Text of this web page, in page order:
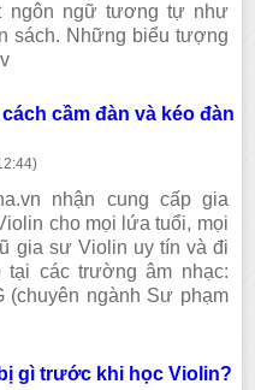
ngôn ngữ tương tự như
sách. Những biểu tượng
cầm đàn và kéo đàn
nhận cung cấp gia
cho mọi lứa tuổi, mọi
gia sư Violin uy tín và đi
tại các trường âm nhạc:
(chuyên ngành Sư phạm
gì trước khi học Violin?